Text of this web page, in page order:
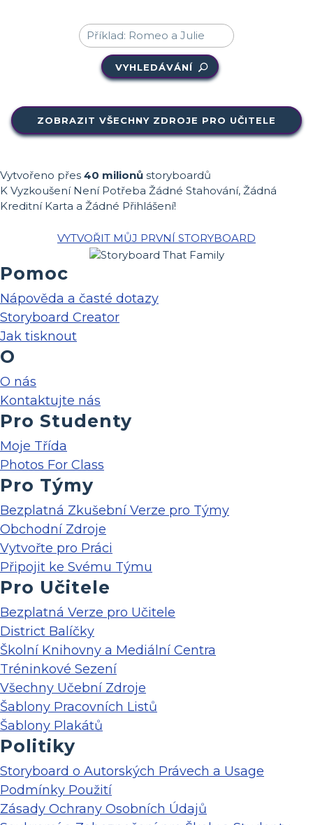
VYHLEDÁVÁNÍ
ZOBRAZIT VŠECHNY ZDROJE PRO UČITELE
Vytvořeno přes 40 milionů storyboardů
K Vyzkoušení Není Potřeba Žádné Stahování, Žádná
Kreditní Karta a Žádné Přihlášení!
VYTVOŘIT MŮJ PRVNÍ STORYBOARD
Pomoc
Nápověda a časté dotazy
Storyboard Creator
Jak tisknout
O
O nás
Kontaktujte nás
Pro Studenty
Moje Třída
Photos For Class
Pro Týmy
Bezplatná Zkušební Verze pro Týmy
Obchodní Zdroje
Vytvořte pro Práci
Připojit ke Svému Týmu
Pro Učitele
Bezplatná Verze pro Učitele
District Balíčky
Školní Knihovny a Mediální Centra
Tréninkové Sezení
Všechny Učební Zdroje
Šablony Pracovních Listů
Šablony Plakátů
Politiky
Storyboard o Autorských Právech a Usage
Podmínky Použití
Zásady Ochrany Osobních Údajů